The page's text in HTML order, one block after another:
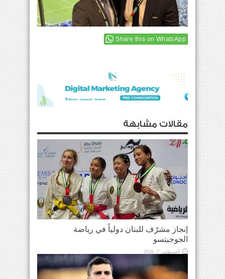
Share this on WhatsApp
مقالات مشابهة
إنجاز مشرّف للبنان دولياً في رياضة
الجوجيتسو
أغسطس 7, 2026